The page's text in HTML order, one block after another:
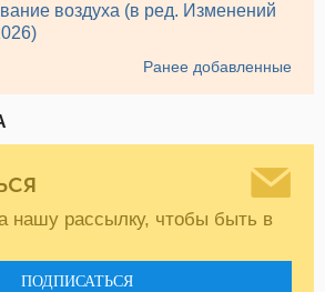
воздуха (в ред. Изменений
Ранее добавленные
нашу рассылку, чтобы быть в
ПОДПИСАТЬСЯ